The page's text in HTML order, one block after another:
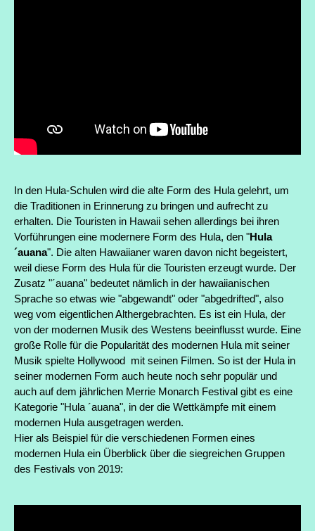
In den Hula-Schulen wird die alte Form des Hula gelehrt, um
die Traditionen in Erinnerung zu bringen und aufrecht zu
erhalten. Die Touristen in Hawaii sehen allerdings bei ihren
Vorführungen eine modernere Form des Hula, den "Hula
´auana". Die alten Hawaiianer waren davon nicht begeistert,
weil diese Form des Hula für die Touristen erzeugt wurde. Der
Zusatz "´auana" bedeutet nämlich in der hawaiianischen
Sprache so etwas wie "abgewandt" oder "abgedrifted", also
weg vom eigentlichen Althergebrachten. Es ist ein Hula, der
von der modernen Musik des Westens beeinflusst wurde. Eine
große Rolle für die Popularität des modernen Hula mit seiner
Musik spielte Hollywood mit seinen Filmen. So ist der Hula in
seiner modernen Form auch heute noch sehr populär und
auch auf dem jährlichen Merrie Monarch Festival gibt es eine
Kategorie "Hula ´auana", in der die Wettkämpfe mit einem
modernen Hula ausgetragen werden.
Hier als Beispiel für die verschiedenen Formen eines
modernen Hula ein Überblick über die siegreichen Gruppen
des Festivals von 2019: